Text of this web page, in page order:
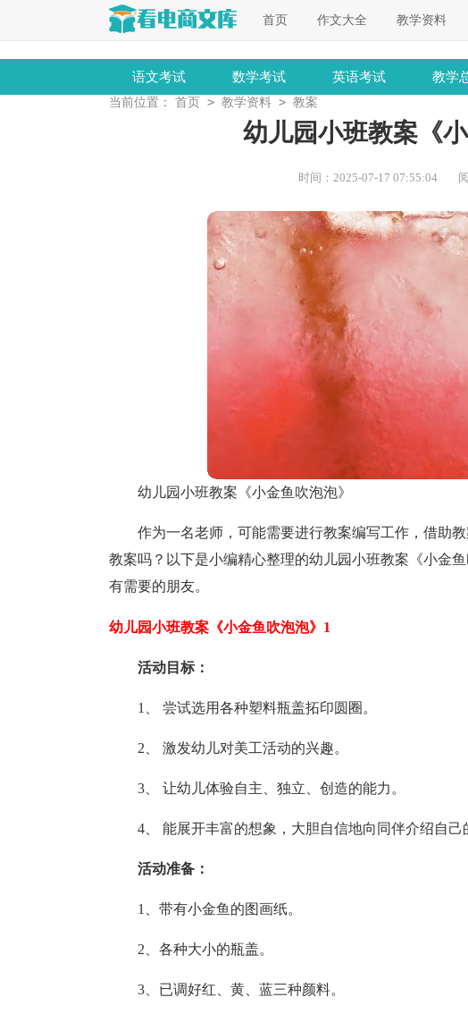
首页 作文大全 教学资料
语文考试 数学考试 英语考试 教学
当前位置： 首页 > 教学资料 > 教案
幼儿园小班教案《
时间：2025-07-17 07:55:04
幼儿园小班教案《小金鱼吹泡泡》
作为一名老师，可能需要进行教案编写工作，借助
教案吗？以下是小编精心整理的幼儿园小班教案《小金
有需要的朋友。
幼儿园小班教案《小金鱼吹泡泡》1
活动目标：
1、 尝试选用各种塑料瓶盖拓印圆圈。
2、 激发幼儿对美工活动的兴趣。
3、 让幼儿体验自主、独立、创造的能力。
4、 能展开丰富的想象，大胆自信地向同伴介绍自己
活动准备：
1、带有小金鱼的图画纸。
2、各种大小的瓶盖。
3、已调好红、黄、蓝三种颜料。